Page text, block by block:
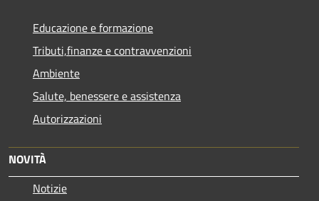
Educazione e formazione
Tributi,finanze e contravvenzioni
Ambiente
Salute, benessere e assistenza
Autorizzazioni
NOVITÀ
Notizie